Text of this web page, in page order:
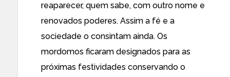
reaparecer, quem sabe, com outro nome e
renovados poderes. Assim a fé e a
sociedade o consintam ainda. Os
mordomos ficaram designados para as
próximas festividades conservando o